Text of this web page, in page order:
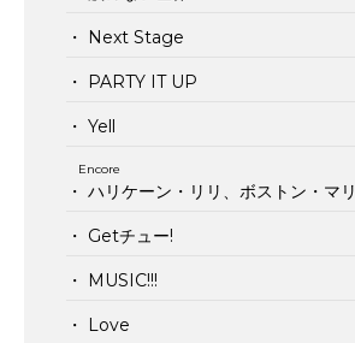
・ Next Stage
・ PARTY IT UP
・ Yell
Encore
・ ハリケーン・リリ、ボストン・マリ
・ Getチュー!
・ MUSIC!!!
・ Love